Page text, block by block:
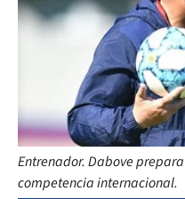
Entrenador. Dabove
competencia internacional.